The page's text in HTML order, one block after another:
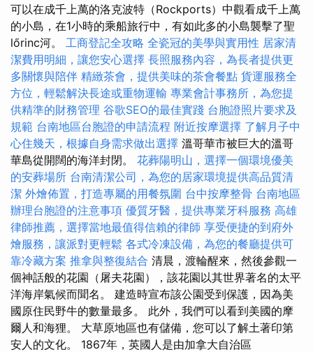
可以在成千上萬的洛克波特（Rockports）中觀看成千上萬
的小島，在1小時的乘船旅行中，有如此多的小島襲擊了聖
lőrinc河。 工商登記全攻略 全瓷冠的美學與實用性 居家清
潔費用明細，讓您安心選擇 長照服務內容，為長者提供更
多關懷與陪伴 精緻茶會，提供美味的茶會餐點 貨運服務全
方位，輕鬆解決長途或重物運輸 專業會計事務所，為您提
供精準的財務管理 谷歌SEO的最佳實踐 台胞證照片要求及
規範 台南地區台胞證的申請流程 附近按摩選擇 了解月子中
心住幾天，根據自身需求做出選擇 溫哥華市被巨大的溫哥
華島從開闊的海洋封閉。 花葬陽明山，選擇一個環境優美
的安葬場所 台南清潔公司，為您的居家環境提供高品質清
潔 外燴佈置，打造專屬的用餐氛圍 台中按摩整骨 台南地區
辦理台胞證的注意事項 優質牙醫，提供專業牙科服務 高雄
律師推薦，選擇當地最值得信賴的律師 享受便捷的到府外
燴服務，讓派對更輕鬆 各式冷凍設備，為您的餐廳提供可
靠冷藏方案 推拿與整復結合 清晨，渡輪醒來，然後參觀一
個神話般的花園（屠夫花園），該花園以其世界著名的太平
洋海岸氣候而聞名。 建造時宣布該公園受到保護，因為美
國原住民野牛的數量最多。 此外，我們可以看到美國的摩
爾人和海狸。 大草原地區也有儲備，您可以了解土著印第
安人的文化。 1867年，英國人是由加拿大自治區